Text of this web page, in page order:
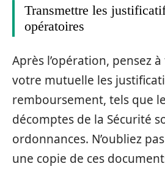
Transmettre les
opératoires
Après l’opération, pensez
votre mutuelle les
remboursement, tels que
décomptes de la Sécurité
ordonnances. N’oubliez
une copie de ces